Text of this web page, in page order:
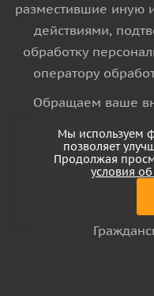
разместившие иную
действиями,
обработку
оператору
Обращаем ваше
условиях
Мы используем
позволяет
Продолжая
условия